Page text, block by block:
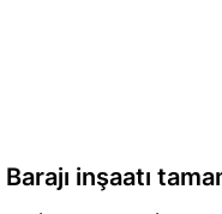
inşaatı